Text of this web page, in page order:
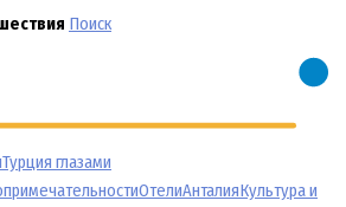
Поиск
Турция глазами
ОтелиАнталияКультура и